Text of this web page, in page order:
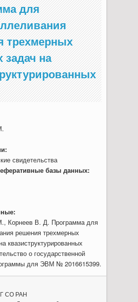
для
трехмерных
задач на
свидетельства
базы данных:
Корнеев В. Д. Программа для
решения трехмерных
квазиструктурированных
о государственной
для ЭВМ № 2016615399.
СО РАН